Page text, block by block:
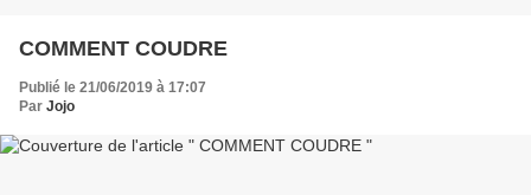
COMMENT COUDRE
Publié le 21/06/2019 à 17:07
Par Jojo